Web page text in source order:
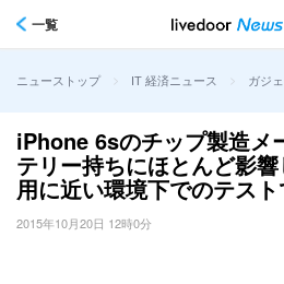
一覧
ニューストップ > IT 経済ニュース > ガジ
iPhone 6sのチップ製造メ
テリー持ちにほとんど影
用に近い環境下でのテス
2015年10月20日 12時0分